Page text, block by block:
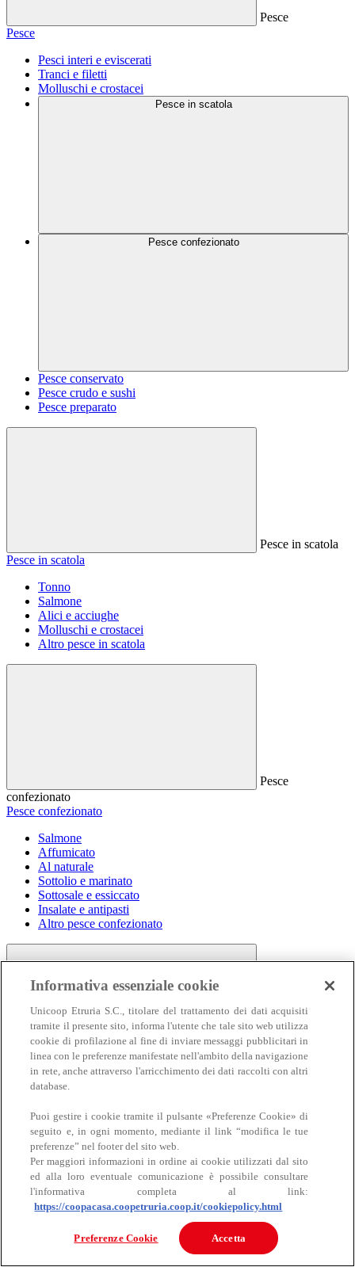
Pesce
Pesce
Pesci interi e eviscerati
Tranci e filetti
Molluschi e crostacei
Pesce in scatola
Pesce confezionato
Pesce conservato
Pesce crudo e sushi
Pesce preparato
Pesce in scatola
Pesce in scatola
Tonno
Salmone
Alici e acciughe
Molluschi e crostacei
Altro pesce in scatola
Pesce
confezionato
Pesce confezionato
Salmone
Affumicato
Al naturale
Sottolio e marinato
Sottosale e essiccato
Insalate e antipasti
Altro pesce confezionato
Carne
Carne
Bovino
Informativa essenziale cookie
Unicoop Etruria S.C., titolare del trattamento dei dati acquisiti
tramite il presente sito, informa l'utente che tale sito web utilizza
cookie di profilazione al fine di inviare messaggi pubblicitari in
linea con le preferenze manifestate nell'ambito della navigazione
in rete, anche attraverso l'arricchimento dei dati raccolti con altri
database.
Puoi gestire i cookie tramite il pulsante «Preferenze Cookie» di
seguito e, in ogni momento, mediante il link “modifica le tue
preferenze” nel footer del sito web.
Per maggiori informazioni in ordine ai cookie utilizzati dal sito
ed alla loro eventuale comunicazione è possibile consultare
l'informativa completa al link:
https://coopacasa.coopetruria.coop.it/cookiepolicy.html
Preferenze Cookie Accetta